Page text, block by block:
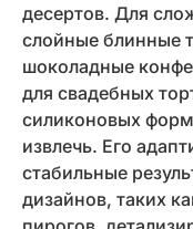
десертов. Для
слойные блинные
шоколадные
для свадебных
силиконовых
извлечь. Его
стабильные
дизайнов, таких